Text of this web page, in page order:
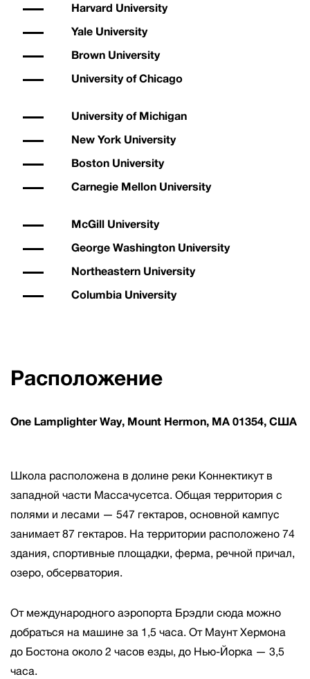
Harvard University
Yale University
Brown University
University of Chicago
University of Michigan
New York University
Boston University
Carnegie Mellon University
McGill University
George Washington University
Northeastern University
Columbia University
Расположение
One Lamplighter Way, Mount Hermon, MA 01354, США
Школа расположена в долине реки Коннектикут в
западной части Массачусетса. Общая территория с
полями и лесами — 547 гектаров, основной кампус
занимает 87 гектаров. На территории расположено 74
здания, спортивные площадки, ферма, речной причал,
озеро, обсерватория.
От международного аэропорта Брэдли сюда можно
добраться на машине за 1,5 часа. От Маунт Хермона
до Бостона около 2 часов езды, до Нью-Йорка — 3,5
часа.